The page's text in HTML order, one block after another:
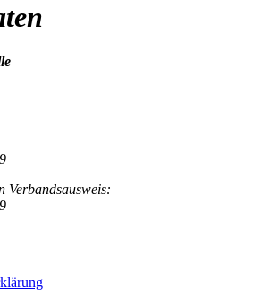
Verbandsausweis: